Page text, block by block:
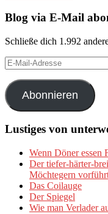
Blog via E-Mail
Schließe dich 1.992
E-
Mail-
Adresse
Abonnieren
Lustiges von
Wenn Döner essen
Der tiefer-härter-
Möchtegern
Das Coilauge
Der Spiegel
Wie man Verlader